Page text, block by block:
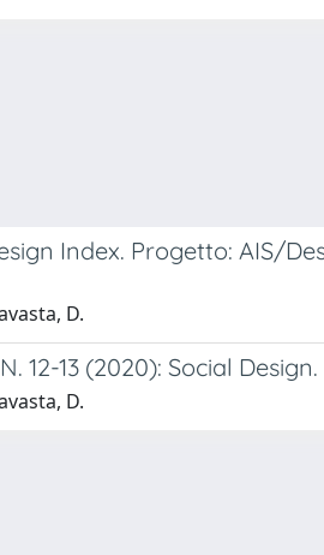
Index. Progetto: AIS/
D.
13 (2020): Social
D.